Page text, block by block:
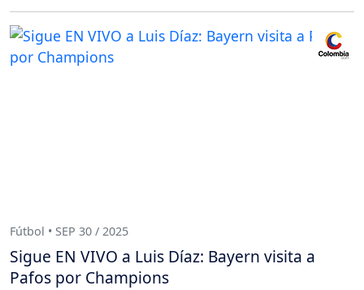
Fútbol • SEP 30 / 2025
Sigue EN VIVO a Luis Díaz: Bayern visita a
Pafos por Champions